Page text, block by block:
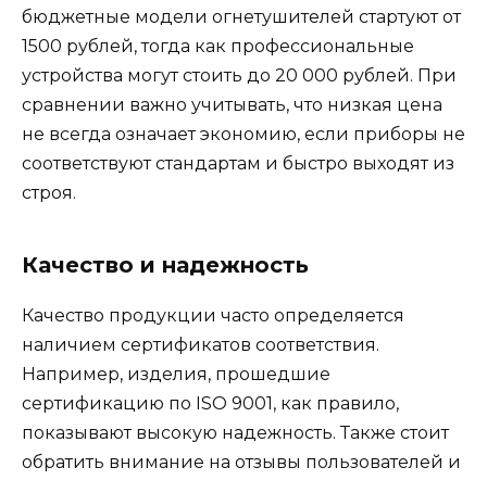
бюджетные модели огнетушителей стартуют от
1500 рублей, тогда как профессиональные
устройства могут стоить до 20 000 рублей. При
сравнении важно учитывать, что низкая цена
не всегда означает экономию, если приборы не
соответствуют стандартам и быстро выходят из
строя.
Качество и надежность
Качество продукции часто определяется
наличием сертификатов соответствия.
Например, изделия, прошедшие
сертификацию по ISO 9001, как правило,
показывают высокую надежность. Также стоит
обратить внимание на отзывы пользователей и